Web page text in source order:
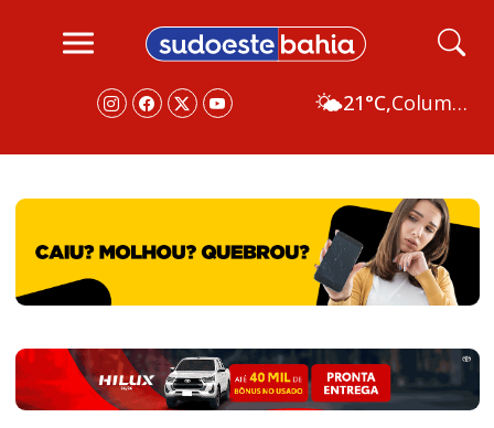
🌤️21°C, Columbus